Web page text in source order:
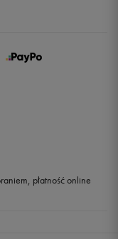
płatność online